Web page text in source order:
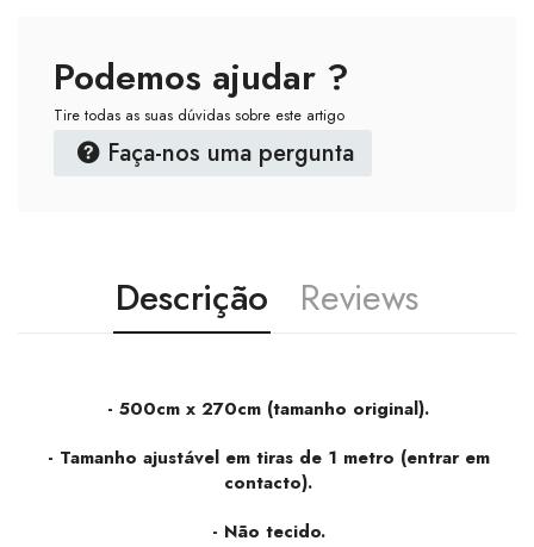
Podemos ajudar ?
Tire todas as suas dúvidas sobre este artigo
Faça-nos uma pergunta
Descrição Reviews
- 500cm x 270cm (tamanho original).
- Tamanho ajustável em tiras de 1 metro (entrar em
contacto).
- Não tecido.